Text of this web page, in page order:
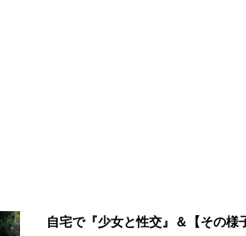
自宅で『少女と性交』＆【その